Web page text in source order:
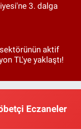
3. dalga
aktif
TL'ye yaklaştı!
Eczaneler